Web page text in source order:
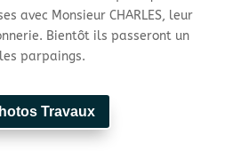
avec Monsieur CHARLES, leur
Bientôt ils passeront un
parpaings.
Travaux